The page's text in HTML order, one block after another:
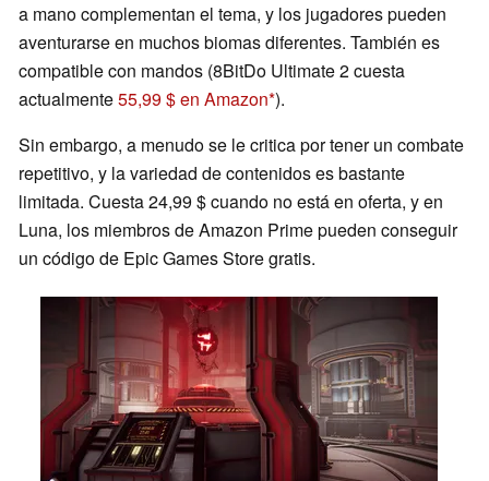
a mano complementan el tema, y los jugadores pueden
aventurarse en muchos biomas diferentes. También es
compatible con mandos (8BitDo Ultimate 2 cuesta
actualmente55,99 $ en Amazon ).
Sin embargo, a menudo se le critica por tener un combate
repetitivo, y la variedad de contenidos es bastante
limitada. Cuesta 24,99 $ cuando no está en oferta, y en
Luna, los miembros de Amazon Prime pueden conseguir
un código de Epic Games Store gratis.